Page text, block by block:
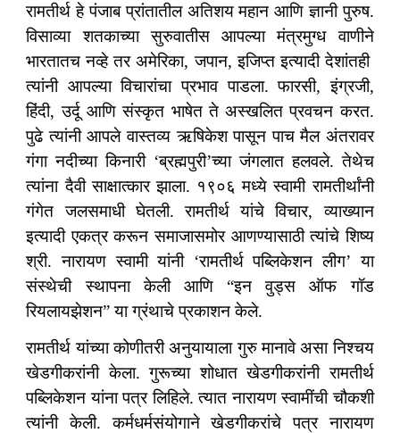
रामतीर्थ हे पंजाब प्रांतातील अतिशय महान आणि ज्ञानी पुरुष.
विसाव्या शतकाच्या सुरुवातीस आपल्या मंत्रमुग्ध वाणीने
भारतातच नव्हे तर अमेरिका, जपान, इजिप्त इत्यादी देशांतही
त्यांनी आपल्या विचारांचा प्रभाव पाडला. फारसी, इंग्रजी,
हिंदी, उर्दू आणि संस्कृत भाषेत ते अस्खलित प्रवचन करत.
पुढे त्यांनी आपले वास्तव्य ऋषिकेश पासून पाच मैल अंतरावर
गंगा नदीच्या किनारी ‘ब्रह्मपुरी’च्या जंगलात हलवले. तेथेच
त्यांना दैवी साक्षात्कार झाला. १९०६ मध्ये स्वामी रामतीर्थांनी
गंगेत जलसमाधी घेतली. रामतीर्थ यांचे विचार, व्याख्यान
इत्यादी एकत्र करून समाजासमोर आणण्यासाठी त्यांचे शिष्य
श्री. नारायण स्वामी यांनी ‘रामतीर्थ पब्लिकेशन लीग’ या
संस्थेची स्थापना केली आणि “इन वुड्स ऑफ गॉड
रियलायझेशन” या ग्रंथाचे प्रकाशन केले.
रामतीर्थ यांच्या कोणीतरी अनुयायाला गुरु मानावे असा निश्चय
खेडगीकरांनी केला. गुरूच्या शोधात खेडगीकरांनी रामतीर्थ
पब्लिकेशन यांना पत्र लिहिले. त्यात नारायण स्वामींची चौकशी
त्यांनी केली. कर्मधर्मसंयोगाने खेडगीकरांचे पत्र नारायण